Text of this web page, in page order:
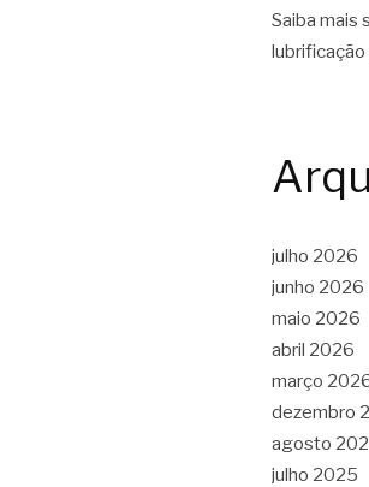
Saiba mais
julho 2026
junho 2026
maio 2026
abril 2026
março
dezembro
agosto
julho 2025